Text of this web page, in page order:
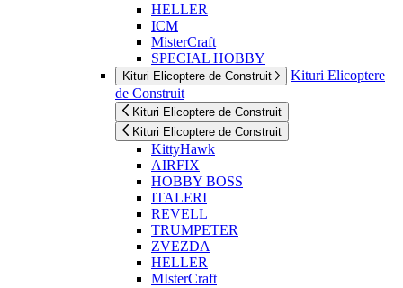
HELLER
ICM
MisterCraft
SPECIAL HOBBY
Kituri Elicoptere de Construit
Kituri Elicoptere
de Construit
Kituri Elicoptere de Construit
Kituri Elicoptere de Construit
KittyHawk
AIRFIX
HOBBY BOSS
ITALERI
REVELL
TRUMPETER
ZVEZDA
HELLER
MIsterCraft